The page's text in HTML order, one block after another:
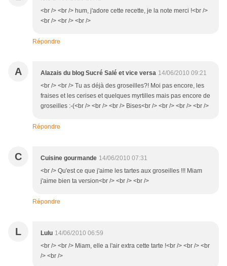
<br /> <br /> hum, j'adore cette recette, je la note merci !<br />
<br /> <br /> <br />
Répondre
A Alazais du blog Sucré Salé et vice versa 14/06/2010 09:21
<br /> <br /> Tu as déjà des groseilles?! Moi pas encore, les
fraises et les cerises et quelques myrtilles mais pas encore de
groseilles :-(<br /> <br /> <br /> Bises<br /> <br /> <br /> <br />
Répondre
C Cuisine gourmande 14/06/2010 07:31
<br /> Qu'est ce que j'aime les tartes aux groseilles !!! Miam
j'aime bien ta version<br /> <br /> <br />
Répondre
L Lulu 14/06/2010 06:59
<br /> <br /> Miam, elle a l'air extra cette tarte !<br /> <br /> <br
/> <br />